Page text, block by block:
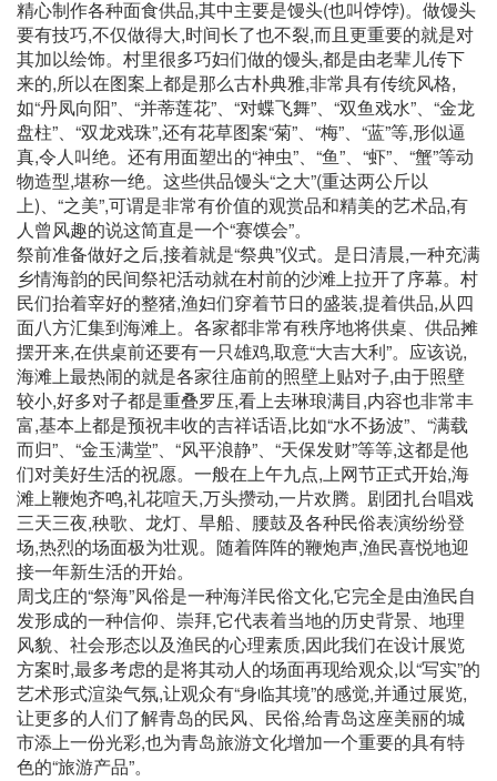
精心制作各种面食供品,其中主要是馒头(也叫饽饽)。做馒头
要有技巧,不仅做得大,时间长了也不裂,而且更重要的就是对
其加以绘饰。村里很多巧妇们做的馒头,都是由老辈儿传下
来的,所以在图案上都是那么古朴典雅,非常具有传统风格,
如“丹凤向阳”、“并蒂莲花”、“对蝶飞舞”、“双鱼戏水”、“金龙
盘柱”、“双龙戏珠”,还有花草图案“菊”、“梅”、“蓝”等,形似逼
真,令人叫绝。还有用面塑出的“神虫”、“鱼”、“虾”、“蟹”等动
物造型,堪称一绝。这些供品馒头“之大”(重达两公斤以
上)、“之美”,可谓是非常有价值的观赏品和精美的艺术品,有
人曾风趣的说这简直是一个“赛馍会”。
祭前准备做好之后,接着就是“祭典”仪式。是日清晨,一种充满
乡情海韵的民间祭祀活动就在村前的沙滩上拉开了序幕。村
民们抬着宰好的整猪,渔妇们穿着节日的盛装,提着供品,从四
面八方汇集到海滩上。各家都非常有秩序地将供桌、供品摊
摆开来,在供桌前还要有一只雄鸡,取意“大吉大利”。应该说,
海滩上最热闹的就是各家往庙前的照壁上贴对子,由于照壁
较小,好多对子都是重叠罗压,看上去琳琅满目,内容也非常丰
富,基本上都是预祝丰收的吉祥话语,比如“水不扬波”、“满载
而归”、“金玉满堂”、“风平浪静”、“天保发财”等等,这都是他
们对美好生活的祝愿。一般在上午九点,上网节正式开始,海
滩上鞭炮齐鸣,礼花喧天,万头攒动,一片欢腾。剧团扎台唱戏
三天三夜,秧歌、龙灯、旱船、腰鼓及各种民俗表演纷纷登
场,热烈的场面极为壮观。随着阵阵的鞭炮声,渔民喜悦地迎
接一年新生活的开始。
周戈庄的“祭海”风俗是一种海洋民俗文化,它完全是由渔民自
发形成的一种信仰、崇拜,它代表着当地的历史背景、地理
风貌、社会形态以及渔民的心理素质,因此我们在设计展览
方案时,最多考虑的是将其动人的场面再现给观众,以“写实”的
艺术形式渲染气氛,让观众有“身临其境”的感觉,并通过展览,
让更多的人们了解青岛的民风、民俗,给青岛这座美丽的城
市添上一份光彩,也为青岛旅游文化增加一个重要的具有特
色的“旅游产品”。